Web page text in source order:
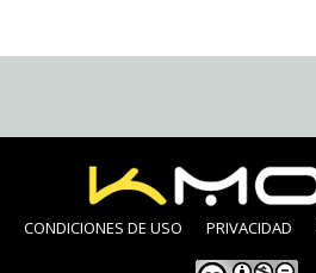
CONDICIONES DE USO PRIVACIDAD